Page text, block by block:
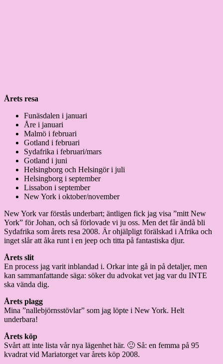
Årets resa
Funäsdalen i januari
Åre i januari
Malmö i februari
Gotland i februari
Sydafrika i februari/mars
Gotland i juni
Helsingborg och Helsingör i juli
Helsingborg i september
Lissabon i september
New York i oktober/november
New York var förstås underbart; äntligen fick jag visa ”mitt New
York” för Johan, och så förlovade vi ju oss. Men det får ändå bli
Sydafrika som årets resa 2008. Är ohjälpligt förälskad i Afrika och
inget slår att åka runt i en jeep och titta på fantastiska djur.
Årets slit
En process jag varit inblandad i. Orkar inte gå in på detaljer, men
kan sammanfattande säga: söker du advokat vet jag var du INTE
ska vända dig.
Årets plagg
Mina ”nallebjörnsstövlar” som jag löpte i New York. Helt
underbara!
Årets köp
Svårt att inte lista vår nya lägenhet här. 🙂 Så: en femma på 95
kvadrat vid Mariatorget var årets köp 2008.